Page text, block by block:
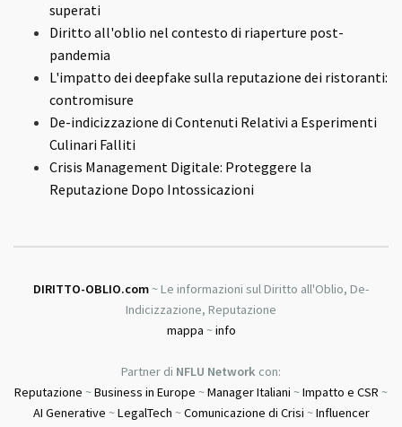
superati
Diritto all'oblio nel contesto di riaperture post-
pandemia
L'impatto dei deepfake sulla reputazione dei ristoranti:
contromisure
De-indicizzazione di Contenuti Relativi a Esperimenti
Culinari Falliti
Crisis Management Digitale: Proteggere la
Reputazione Dopo Intossicazioni
DIRITTO-OBLIO.com ~ Le informazioni sul Diritto all'Oblio, De-
Indicizzazione, Reputazione
mappa ~info
Partner di NFLU Network con:
Reputazione ~Business in Europe ~Manager Italiani ~Impatto e CSR ~
AI Generative ~LegalTech ~Comunicazione di Crisi ~Influencer